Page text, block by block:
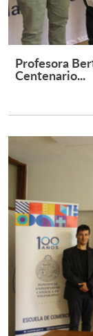
Profesora
Centenario...